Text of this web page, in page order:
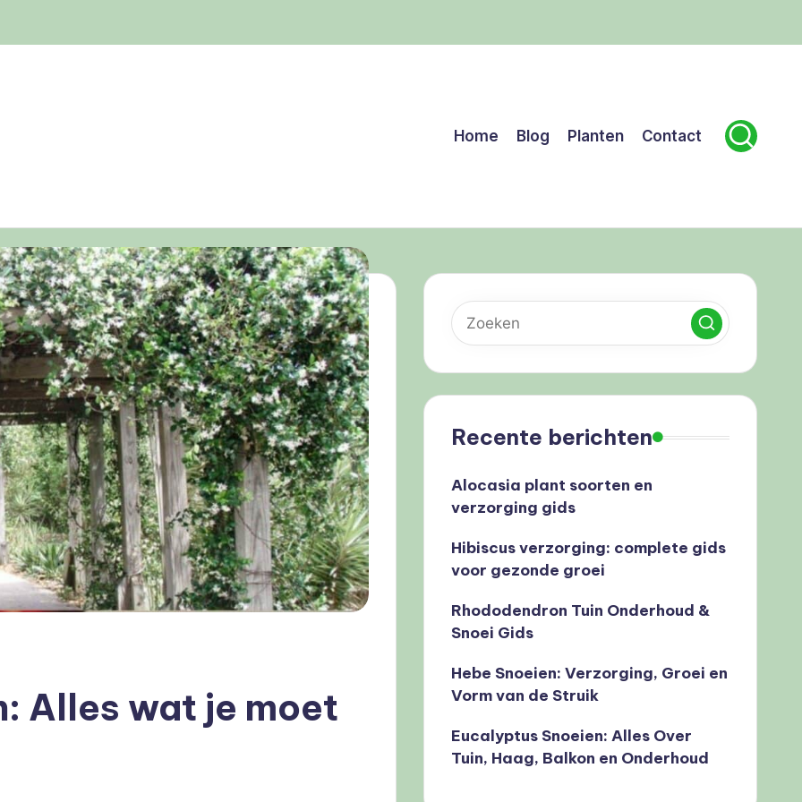
Home Blog Planten Contact
Alles wat je moet
Recente berichten
Alocasia plant soorten en
verzorging gids
Hibiscus verzorging: complete gids
voor gezonde groei
Rhododendron Tuin Onderhoud &
Snoei Gids
Hebe Snoeien: Verzorging, Groei en
Vorm van de Struik
Eucalyptus Snoeien: Alles Over
Tuin, Haag, Balkon en Onderhoud